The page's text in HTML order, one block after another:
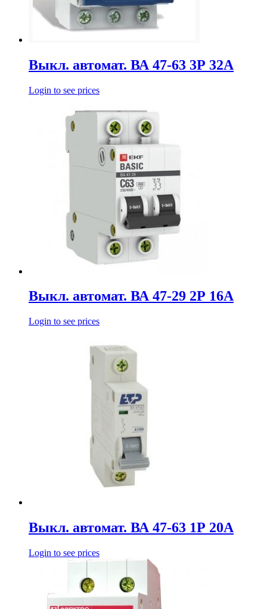
Выкл. автомат. ВА 47-63 3Р 32А
Login to see prices
Выкл. автомат. ВА 47-29 2Р 16А
Login to see prices
Выкл. автомат. ВА 47-63 1Р 20А
Login to see prices